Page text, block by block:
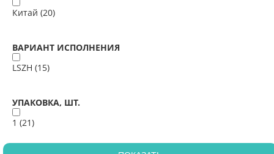
Китай (20)
ВАРИАНТ ИСПОЛНЕНИЯ
LSZH (15)
УПАКОВКА, ШТ.
1 (21)